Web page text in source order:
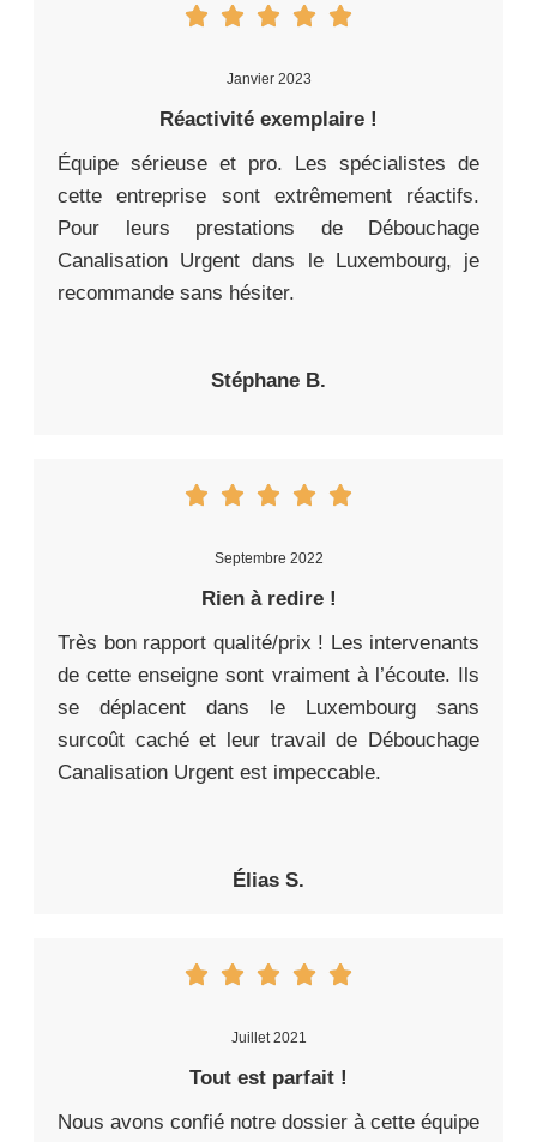
Janvier 2023
Réactivité exemplaire !
Équipe sérieuse et pro. Les spécialistes de
cette entreprise sont extrêmement réactifs.
Pour leurs prestations de Débouchage
Canalisation Urgent dans le Luxembourg, je
recommande sans hésiter.
Stéphane B.
Septembre 2022
Rien à redire !
Très bon rapport qualité/prix ! Les intervenants
de cette enseigne sont vraiment à l’écoute. Ils
se déplacent dans le Luxembourg sans
surcoût caché et leur travail de Débouchage
Canalisation Urgent est impeccable.
Élias S.
Juillet 2021
Tout est parfait !
Nous avons confié notre dossier à cette équipe